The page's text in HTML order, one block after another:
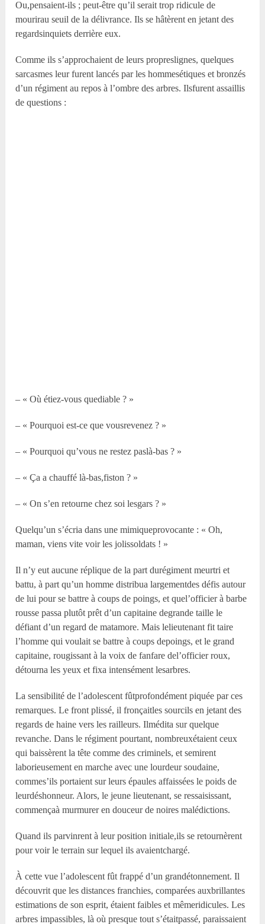
Ou,pensaient-ils ; peut-être qu’il serait trop ridicule de
mourirau seuil de la délivrance. Ils se hâtèrent en jetant des
regardsinquiets derrière eux.
Comme ils s’approchaient de leurs propreslignes, quelques
sarcasmes leur furent lancés par les hommesétiques et bronzés
d’un régiment au repos à l’ombre des arbres. Ilsfurent assaillis
de questions :
– « Où étiez-vous quediable ? »
– « Pourquoi est-ce que vousrevenez ? »
– « Pourquoi qu’vous ne restez paslà-bas ? »
– « Ça a chauffé là-bas,fiston ? »
– « On s’en retourne chez soi lesgars ? »
Quelqu’un s’écria dans une mimiqueprovocante : « Oh,
maman, viens vite voir les jolissoldats ! »
Il n’y eut aucune réplique de la part durégiment meurtri et
battu, à part qu’un homme distribua largementdes défis autour
de lui pour se battre à coups de poings, et quel’officier à barbe
rousse passa plutôt prêt d’un capitaine degrande taille le
défiant d’un regard de matamore. Mais lelieutenant fit taire
l’homme qui voulait se battre à coups depoings, et le grand
capitaine, rougissant à la voix de fanfare del’officier roux,
détourna les yeux et fixa intensément lesarbres.
La sensibilité de l’adolescent fûtprofondément piquée par ces
remarques. Le front plissé, il fronçaitles sourcils en jetant des
regards de haine vers les railleurs. Ilmédita sur quelque
revanche. Dans le régiment pourtant, nombreuxétaient ceux
qui baissèrent la tête comme des criminels, et semirent
laborieusement en marche avec une lourdeur soudaine,
commes’ils portaient sur leurs épaules affaissées le poids de
leurdéshonneur. Alors, le jeune lieutenant, se ressaisissant,
commençaà murmurer en douceur de noires malédictions.
Quand ils parvinrent à leur position initiale,ils se retournèrent
pour voir le terrain sur lequel ils avaientchargé.
À cette vue l’adolescent fût frappé d’un grandétonnement. Il
découvrit que les distances franchies, comparées auxbrillantes
estimations de son esprit, étaient faibles et mêmeridicules. Les
arbres impassibles, là où presque tout s’étaitpassé, paraissaient